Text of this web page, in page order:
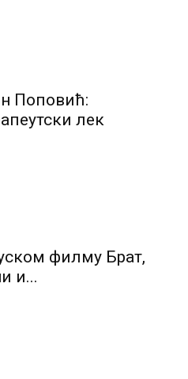
Поповић:
лек
филму Брат,
и...